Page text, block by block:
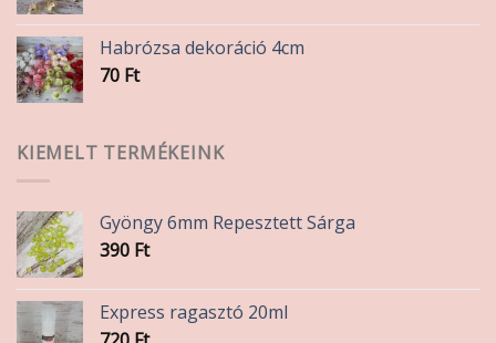
Habrózsa dekoráció 4cm
70 Ft
KIEMELT TERMÉKEINK
Gyöngy 6mm Repesztett Sárga
390 Ft
Express ragasztó 20ml